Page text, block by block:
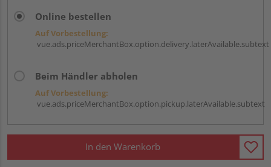
Online bestellen
Auf Vorbestellung:
vue.ads.priceMerchantBox.option.delivery.laterAvailable.subtext
Beim Händler abholen
Auf Vorbestellung:
vue.ads.priceMerchantBox.option.pickup.laterAvailable.subtext
In den Warenkorb